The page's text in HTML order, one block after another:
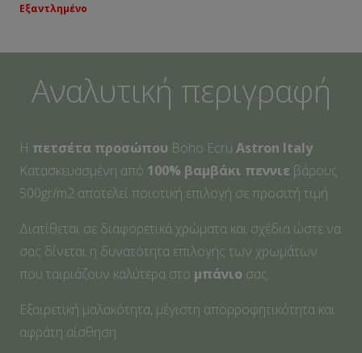
Εξαντλημένο
Αναλυτική περιγραφή
Η πετσέτα προσώπου Boho Ecru Αstron Italy.
Κατασκευασμένη από 100% βαμβάκι πεννιε βάρους
500gr/m2 αποτελεί ποιοτική επιλογή σε προσιτή τιμή.
Διατίθεται σε διαφορετικά χρώματα και σχέδια ώστε να
σας δίνεται η δυνατότητα επιλογής των χρωμάτων
που ταιριάζουν καλύτερα στο μπάνιο σας.
Εξαιρετική μαλακότητα, μέγιστη απορροφητικότητα και
αφράτη αίσθηση.